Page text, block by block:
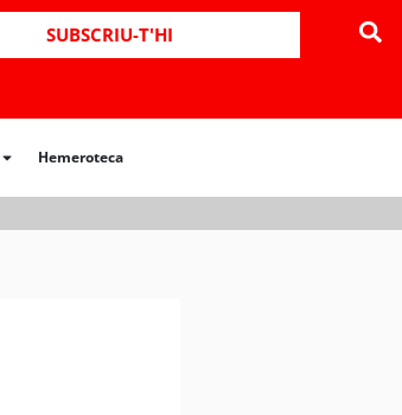
SUBSCRIU-T'HI
Hemeroteca
Hemeroteca